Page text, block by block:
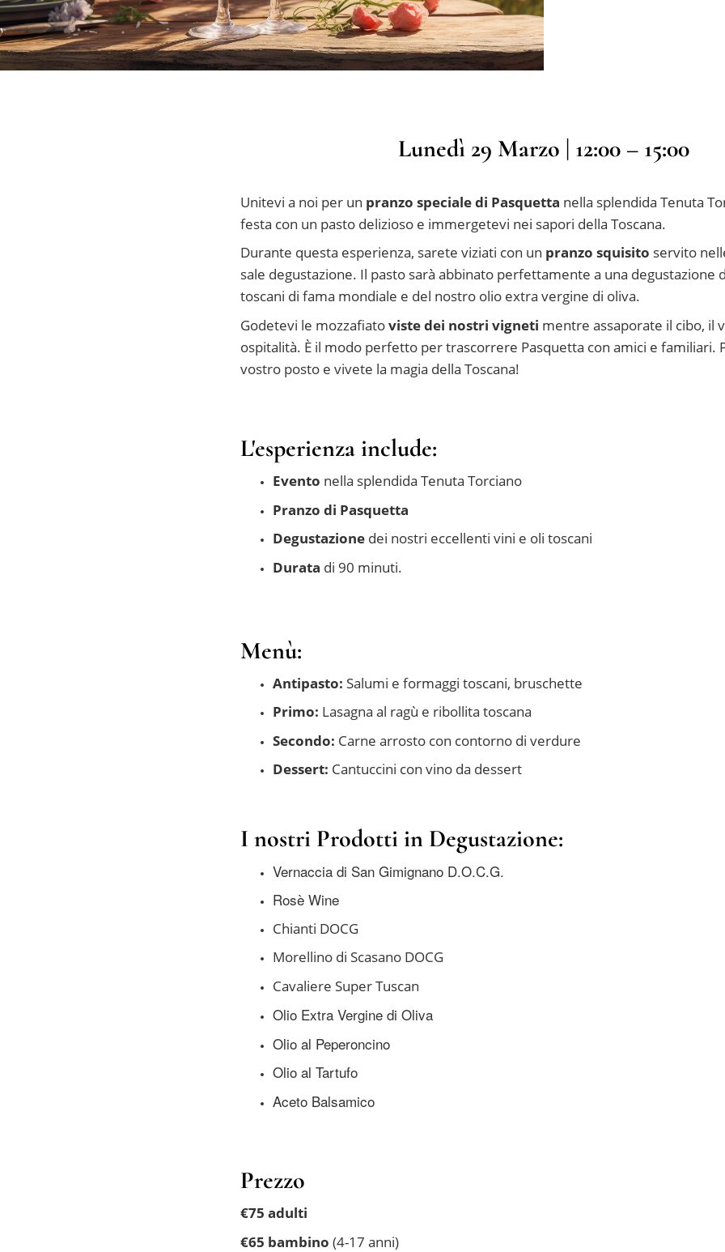
Lunedì 29 Marzo | 12:00 – 15:00
Unitevi a noi per un pranzo speciale di Pasquetta nella splendida Tenuta
festa con un pasto delizioso e immergetevi nei sapori della Toscana.
Durante questa esperienza, sarete viziati con un pranzo squisito servito
sale degustazione. Il pasto sarà abbinato perfettamente a una degustazione
toscani di fama mondiale e del nostro olio extra vergine di oliva.
Godetevi le mozzafiatoviste dei nostri vigneti mentre assaporate il cibo, il
ospitalità. È il modo perfetto per trascorrere Pasquetta con amici e familiari.
vostro posto e vivete la magia della Toscana!
L'esperienza include:
Evento nella splendida Tenuta Torciano
Pranzo di Pasquetta
Degustazione dei nostri eccellenti vini e oli toscani
Durata di 90 minuti.
Menù:
Antipasto: Salumi e formaggi toscani, bruschette
Primo: Lasagna al ragù e ribollita toscana
Secondo: Carne arrosto con contorno di verdure
Dessert: Cantuccini con vino da dessert
I nostri Prodotti in Degustazione:
Vernaccia di San Gimignano D.O.C.G.
Rosè Wine
Chianti DOCG
Morellino di Scasano DOCG
Cavaliere Super Tuscan
Olio Extra Vergine di Oliva
Olio al Peperoncino
Olio al Tartufo
Aceto Balsamico
Prezzo
€75 adulti
€65 bambino (4-17 anni)